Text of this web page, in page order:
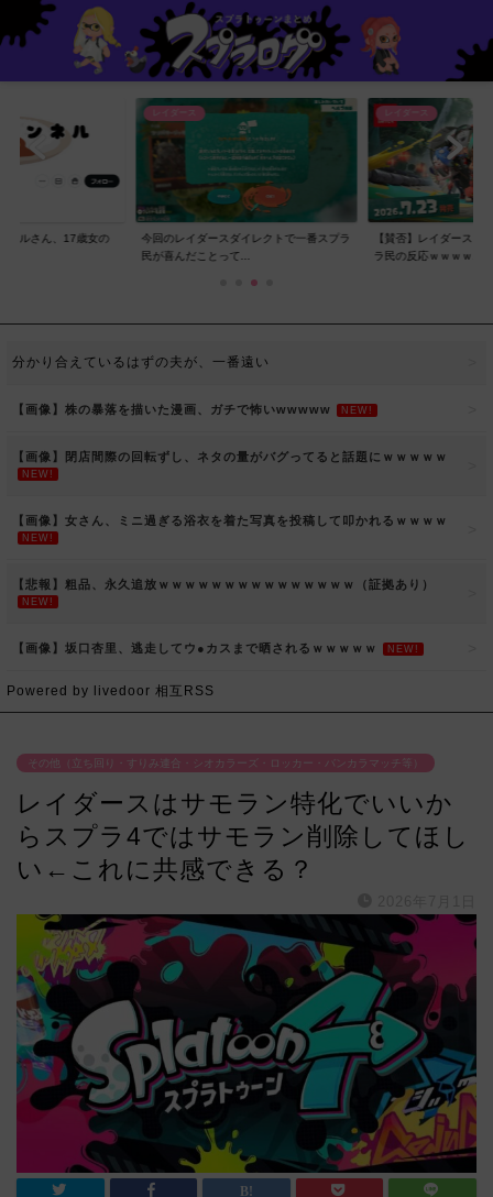
ネルさん、17歳女の
レイダース
今回のレイダースダイレクトで一番スプラ
民が喜んだことって...
レイダース
【賛否】レイダースダ
ラ民の反応ｗｗｗｗ...
分かり合えているはずの夫が、一番遠い
【画像】株の暴落を描いた漫画、ガチで怖いwwwww NEW!
【画像】閉店間際の回転ずし、ネタの量がバグってると話題にｗｗｗｗｗ
NEW!
【画像】女さん、ミニ過ぎる浴衣を着た写真を投稿して叩かれるｗｗｗｗ
NEW!
【悲報】粗品、永久追放ｗｗｗｗｗｗｗｗｗｗｗｗｗｗｗ（証拠あり）
NEW!
【画像】坂口杏里、逃走してウ●カスまで晒されるｗｗｗｗｗ NEW!
Powered by livedoor 相互RSS
その他（立ち回り・すりみ連合・シオカラーズ・ロッカー・バンカラマッチ等）
レイダースはサモラン特化でいいか
らスプラ4ではサモラン削除してほし
い←これに共感できる？